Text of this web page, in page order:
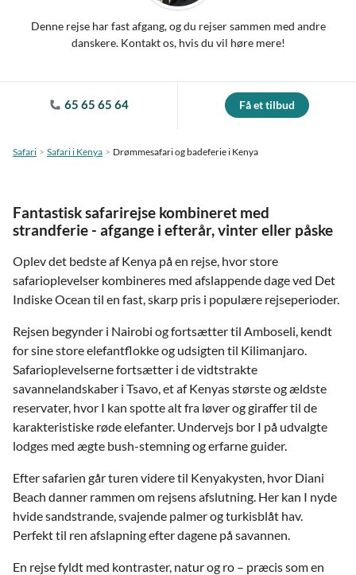
Denne rejse har fast afgang, og du rejser sammen med andre
danskere. Kontakt os, hvis du vil høre mere!
65 65 65 64 Få et tilbud
Safari Safari i Kenya Drømmesafari og badeferie i Kenya
Fantastisk safarirejse kombineret med
strandferie - afgange i efterår, vinter eller påske
Oplev det bedste af Kenya på en rejse, hvor store
safarioplevelser kombineres med afslappende dage ved Det
Indiske Ocean til en fast, skarp pris i populære rejseperioder.
Rejsen begynder i Nairobi og fortsætter til Amboseli, kendt
for sine store elefantflokke og udsigten til Kilimanjaro.
Safarioplevelserne fortsætter i de vidtstrakte
savannelandskaber i Tsavo, et af Kenyas største og ældste
reservater, hvor I kan spotte alt fra løver og giraffer til de
karakteristiske røde elefanter. Undervejs bor I på udvalgte
lodges med ægte bush-stemning og erfarne guider.
Efter safarien går turen videre til Kenyakysten, hvor Diani
Beach danner rammen om rejsens afslutning. Her kan I nyde
hvide sandstrande, svajende palmer og turkisblåt hav.
Perfekt til ren afslapning efter dagene på savannen.
En rejse fyldt med kontraster, natur og ro – præcis som en